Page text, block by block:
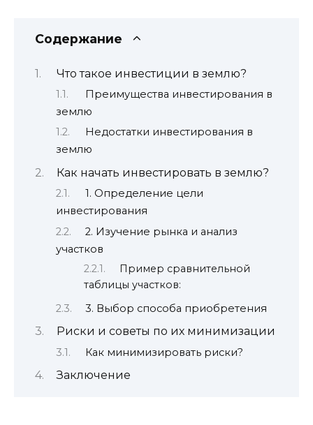
Содержание
Что такое инвестиции в землю?
Преимущества инвестирования в
землю
Недостатки инвестирования в
землю
Как начать инвестировать в землю?
1. Определение цели
инвестирования
2. Изучение рынка и анализ
участков
Пример сравнительной
таблицы участков:
3. Выбор способа приобретения
Риски и советы по их минимизации
Как минимизировать риски?
Заключение